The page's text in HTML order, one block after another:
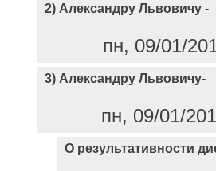
2) Александру Львовичу -
пн, 09/01/
3) Александру Львовичу-
пн, 09/01/
О результативности